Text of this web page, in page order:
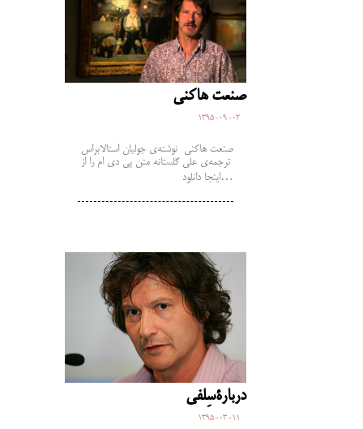
صنعت هاکنی
1395-09-02
صنعت هاکنی نوشته‌ی جولیان استالابراس
ترجمه‌ی علی گلستانه متن پی دی ام را از
اینجا دانلود…
دربارۀسِلفی
1395-03-11